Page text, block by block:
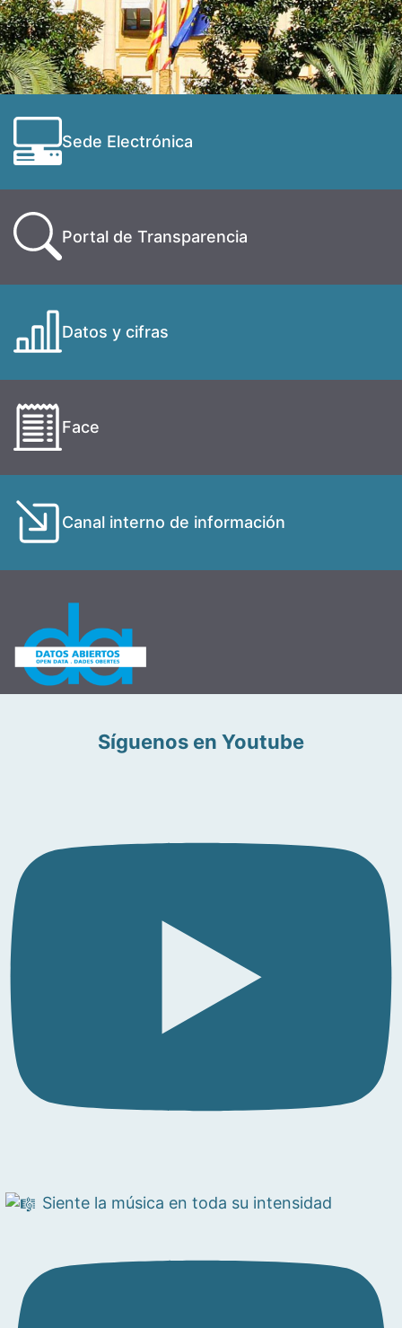
Sede Electrónica
Portal de Transparencia
Datos y cifras
Face
Canal interno de información
Síguenos en Youtube
Siente la música en toda su intensidad